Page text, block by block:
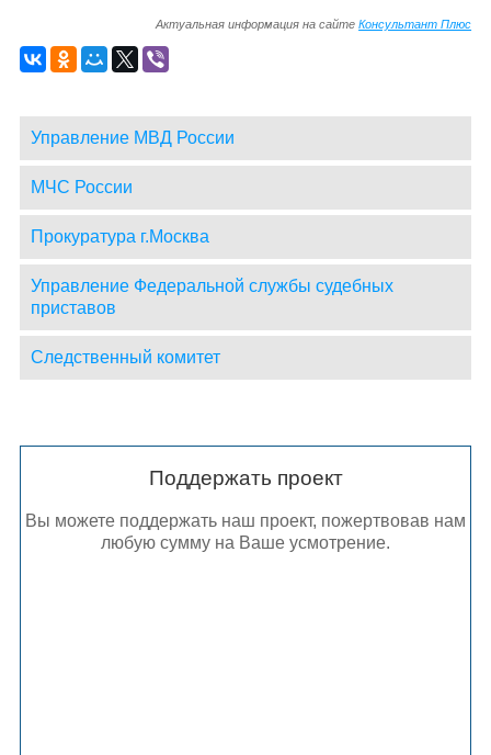
Актуальная информация на сайтеКонсультант Плюс
Управление МВД России
МЧС России
Прокуратура г.Москва
Управление Федеральной службы судебных
приставов
Следственный комитет
Поддержать проект
Вы можете поддержать наш проект, пожертвовав нам
любую сумму на Ваше усмотрение.